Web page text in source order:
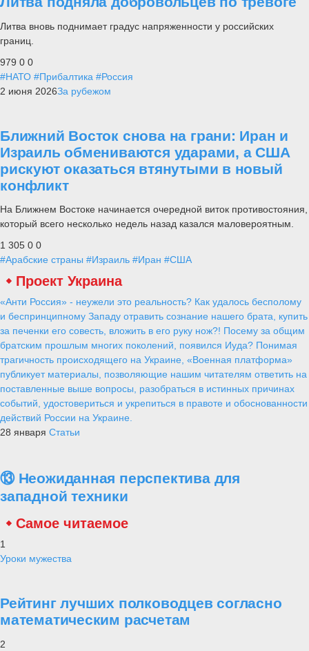
Литва вновь поднимает градус напряженности у российских
границ.
979 0 0
#НАТО #Прибалтика #Россия
2 июня 2026За рубежом
Ближний Восток снова на грани: Иран и
Израиль обмениваются ударами, а США
рискуют оказаться втянутыми в новый
конфликт
На Ближнем Востоке начинается очередной виток противостояния,
который всего несколько недель назад казался маловероятным.
1 305 0 0
#Арабские страны #Израиль #Иран #США
Проект Украина
«Анти Россия» - неужели это реальность? Как удалось бесполому
и беспринципному Западу отравить сознание нашего брата, купить
за печенки его совесть, вложить в его руку нож?! Посему за общим
братским прошлым многих поколений, появился Иуда? Понимая
трагичность происходящего на Украине, «Военная платформа»
публикует материалы, позволяющие нашим читателям ответить на
поставленные выше вопросы, разобраться в истинных причинах
событий, удостовериться и укрепиться в правоте и обоснованности
действий России на Украине.
28 января Статьи
⑬ Неожиданная перспектива для
западной техники
Самое читаемое
1
Уроки мужества
Рейтинг лучших полководцев согласно
математическим расчетам
2